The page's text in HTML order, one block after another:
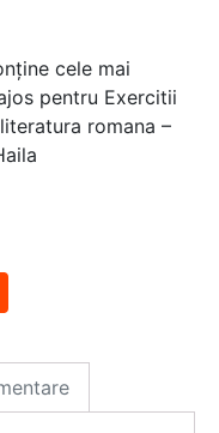
cele mai
pentru Exercitii
romana –